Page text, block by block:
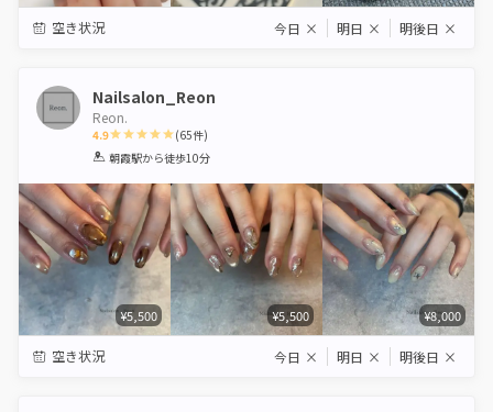
空き状況 今日 × 明日 × 明後日 ×
Nailsalon_Reon
Reon.
4.9
1 2 3 4 5
(65件)
朝霞駅から徒歩10分
¥5,500 ¥5,500 ¥8,000
空き状況 今日 × 明日 × 明後日 ×